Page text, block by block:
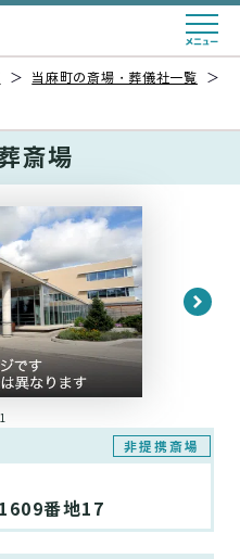
＞ 当麻町の斎場・葬儀社一覧
＞
斎場
非提携斎場
番地17